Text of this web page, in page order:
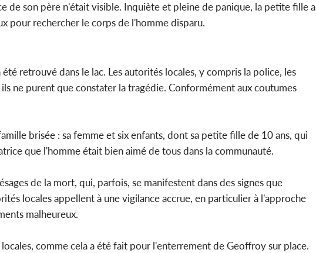
de son père n'était visible. Inquiète et pleine de panique, la petite fille a
pour rechercher le corps de l'homme disparu.
retrouvé dans le lac. Les autorités locales, y compris la police, les
ne purent que constater la tragédie. Conformément aux coutumes
brisée : sa femme et six enfants, dont sa petite fille de 10 ans, qui
que l'homme était bien aimé de tous dans la communauté.
de la mort, qui, parfois, se manifestent dans des signes que
locales appellent à une vigilance accrue, en particulier à l'approche
malheureux.
comme cela a été fait pour l'enterrement de Geoffroy sur place.